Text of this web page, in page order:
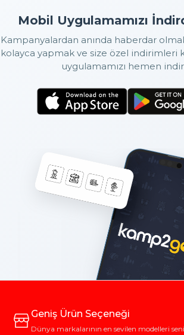
Mobil Uygulamamızı
Kampanyalardan anında haberdar
kolayca yapmak ve size özel indirimleri
uygulamamızı hemen
Geniş Ürün Seçeneği
Dünya markalarının en sevilen modelleri